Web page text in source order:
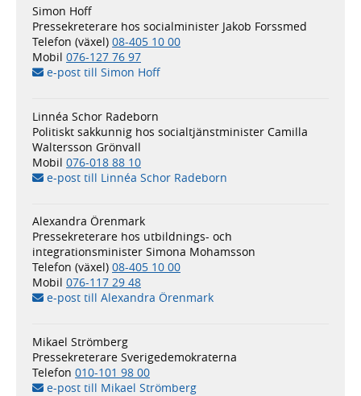
Simon Hoff
Pressekreterare hos socialminister Jakob Forssmed
Telefon (växel) 08-405 10 00
Mobil 076-127 76 97
e-post till Simon Hoff
Linnéa Schor Radeborn
Politiskt sakkunnig hos socialtjänstminister Camilla
Waltersson Grönvall
Mobil 076-018 88 10
e-post till Linnéa Schor Radeborn
Alexandra Örenmark
Pressekreterare hos utbildnings- och
integrationsminister Simona Mohamsson
Telefon (växel) 08-405 10 00
Mobil 076-117 29 48
e-post till Alexandra Örenmark
Mikael Strömberg
Pressekreterare Sverigedemokraterna
Telefon 010-101 98 00
e-post till Mikael Strömberg